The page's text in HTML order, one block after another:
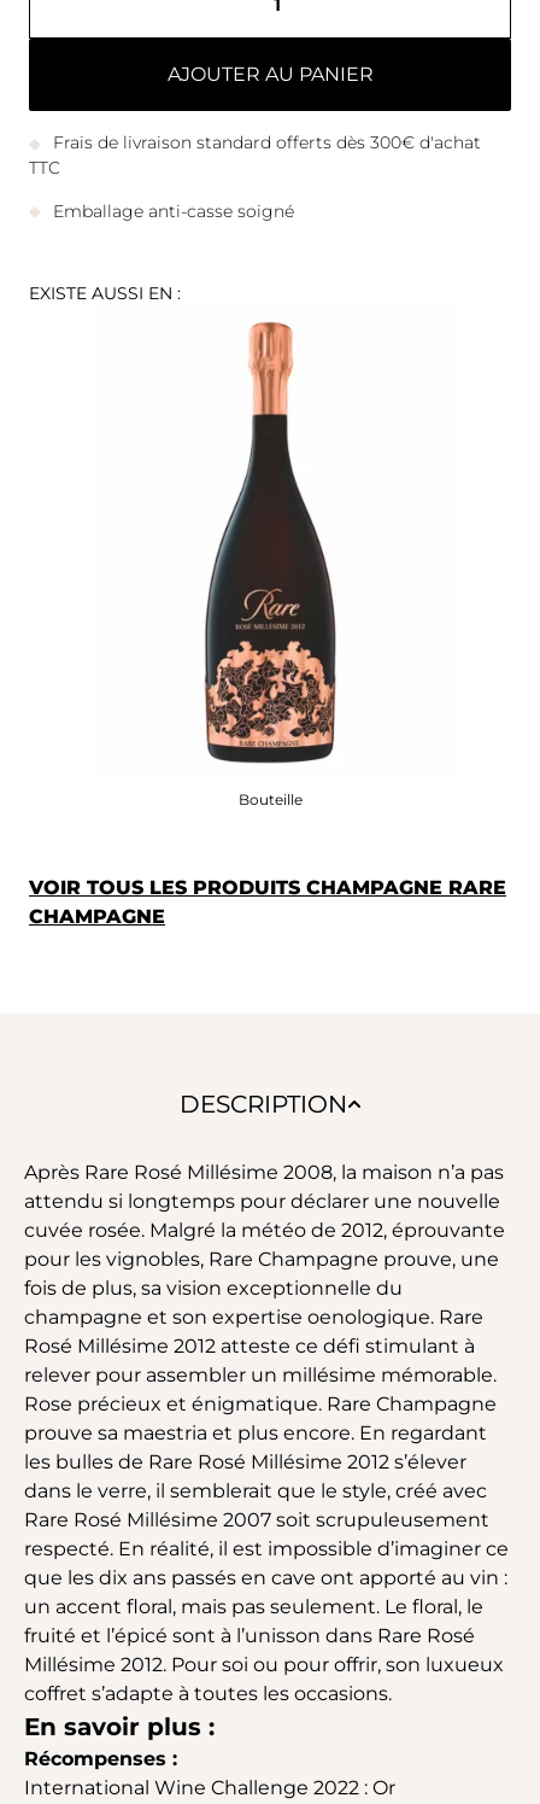
AJOUTER AU PANIER
Frais de livraison standard offerts dès 300€ d'achat
TTC
Emballage anti-casse soigné
EXISTE AUSSI EN :
Bouteille
VOIR TOUS LES PRODUITS CHAMPAGNE RARE
CHAMPAGNE
DESCRIPTION
Après Rare Rosé Millésime 2008, la maison n’a pas
attendu si longtemps pour déclarer une nouvelle
cuvée rosée. Malgré la météo de 2012, éprouvante
pour les vignobles, Rare Champagne prouve, une
fois de plus, sa vision exceptionnelle du
champagne et son expertise oenologique. Rare
Rosé Millésime 2012 atteste ce défi stimulant à
relever pour assembler un millésime mémorable.
Rose précieux et énigmatique. Rare Champagne
prouve sa maestria et plus encore. En regardant
les bulles de Rare Rosé Millésime 2012 s’élever
dans le verre, il semblerait que le style, créé avec
Rare Rosé Millésime 2007 soit scrupuleusement
respecté. En réalité, il est impossible d’imaginer ce
que les dix ans passés en cave ont apporté au vin :
un accent floral, mais pas seulement. Le floral, le
fruité et l’épicé sont à l’unisson dans Rare Rosé
Millésime 2012. Pour soi ou pour offrir, son luxueux
coffret s’adapte à toutes les occasions.
En savoir plus :
Récompenses :
International Wine Challenge 2022 : Or